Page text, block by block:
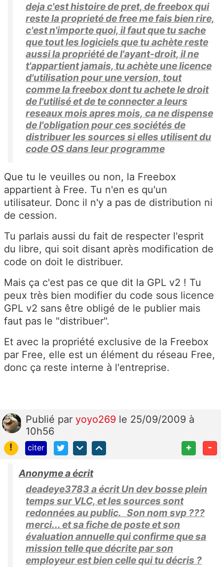
deja c'est histoire de pret, de freebox qui
reste la proprieté de free me fais bien rire,
c'est n'importe quoi, il faut que tu sache
que tout les logiciels que tu achète reste
aussi la propriété de l'ayant-droit, il ne
t'appartient jamais, tu achète une licence
d'utilisation pour une version, tout
comme la freebox dont tu achete le droit
de l'utilisé et de te connecter a leurs
reseaux mois apres mois, ca ne dispense
de l'obligation pour ces sociétés de
distribuer les sources si elles utilisent du
code OS dans leur programme
Que tu le veuilles ou non, la Freebox
appartient à Free. Tu n'en es qu'un
utilisateur. Donc il n'y a pas de distribution ni
de cession.
Tu parlais aussi du fait de respecter l'esprit
du libre, qui soit disant après modification de
code on doit le distribuer.
Mais ça c'est pas ce que dit la GPL v2 ! Tu
peux très bien modifier du code sous licence
GPL v2 sans être obligé de le publier mais
faut pas le "distribuer".
Et avec la propriété exclusive de la Freebox
par Free, elle est un élément du réseau Free,
donc ça reste interne à l'entreprise.
Publié par yoyo269 le 25/09/2009 à
10h56
!
citer + -
Anonyme a écrit
deadeye3783 a écrit Un dev bosse plein
temps sur VLC, et les sources sont
redonnées au public. Son nom svp ???
merci... et sa fiche de poste et son
évaluation annuelle qui confirme que sa
mission telle que décrite par son
employeur est bien celle qui tu décris ?